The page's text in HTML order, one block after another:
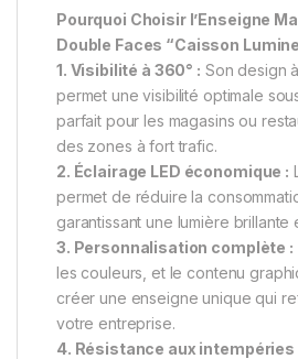
Pourquoi Choisir l’Enseigne
Double Faces “Caisson
1. Visibilité à 360° : Son design
permet une visibilité optimale
parfait pour les magasins ou
des zones à fort trafic.
2. Éclairage LED économique :
permet de réduire la
garantissant une lumière brillante
3. Personnalisation complète :
les couleurs, et le contenu
créer une enseigne unique qui
votre entreprise.
4. Résistance aux intempéries